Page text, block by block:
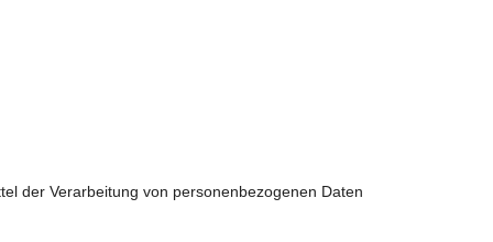
der Verarbeitung von personenbezogenen Daten